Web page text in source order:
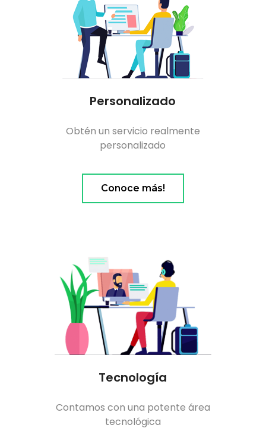
Personalizado
Obtén un servicio realmente
personalizado
Conoce más!
Tecnología
Contamos con una potente área
tecnológica